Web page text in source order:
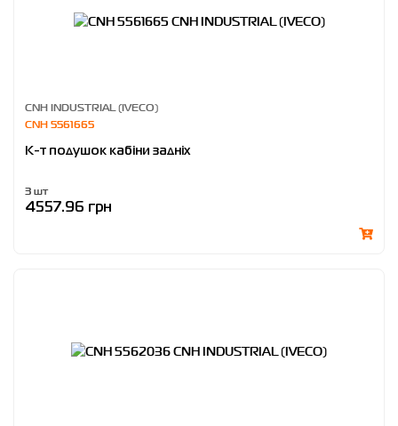
CNH INDUSTRIAL (IVECO)
CNH 5561665
К-т подушок кабіни задніх
3 шт
4557.96 грн